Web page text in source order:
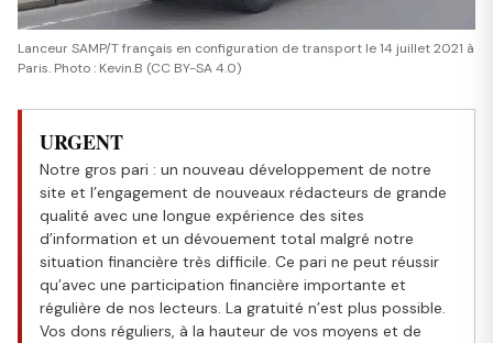
Lanceur SAMP/T français en configuration de transport le 14 juillet 2021 à
Paris. Photo : Kevin.B (CC BY-SA 4.0)
URGENT
Notre gros pari : un nouveau développement de notre
site et l’engagement de nouveaux rédacteurs de grande
qualité avec une longue expérience des sites
d’information et un dévouement total malgré notre
situation financière très difficile. Ce pari ne peut réussir
qu’avec une participation financière importante et
régulière de nos lecteurs. La gratuité n’est plus possible.
Vos dons réguliers, à la hauteur de vos moyens et de